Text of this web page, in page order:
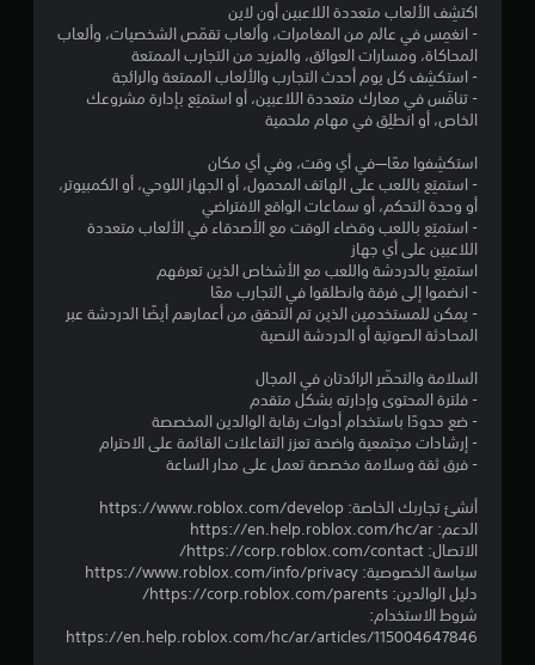
ل
1
5
2
8
ن
ا
ق
اكتشِف الألعاب متعددة اللاعبين أون لاين
- انغمِس في عالم من المغامرات، وألعاب تقمّص الشخصيات، وألعاب
المحاكاة، ومسارات العوائق، والمزيد من التجارب الممتعة
- استكشِف كل يوم أحدث التجارب والألعاب الممتعة والرائجة
- تنافَس في معارك متعددة اللاعبين، أو استمتِع بإدارة مشروعك
الخاص، أو انطلِق في مهام ملحمية
استكشِفوا معًا—في أي وقت، وفي أي مكان
- استمتِع باللعب على الهاتف المحمول، أو الجهاز اللوحي، أو الكمبيوتر،
أو وحدة التحكم، أو سماعات الواقع الافتراضي
- استمتِع باللعب وقضاء الوقت مع الأصدقاء في الألعاب متعددة
اللاعبين على أي جهاز
استمتِع بالدردشة واللعب مع الأشخاص الذين تعرفهم
- انضموا إلى فرقة وانطلقوا في التجارب معًا
- يمكن للمستخدمين الذين تم التحقق من أعمارهم أيضًا الدردشة عبر
المحادثة الصوتية أو الدردشة النصية
السلامة والتحضّر الرائدتان في المجال
- فلترة المحتوى وإدارته بشكل متقدم
- ضع حدودًا باستخدام أدوات رقابة الوالدين المخصصة
- إرشادات مجتمعية واضحة تعزز التفاعلات القائمة على الاحترام
- فرق ثقة وسلامة مخصصة تعمل على مدار الساعة
أنشئ تجاربك الخاصة: https://www.roblox.com/develop
الدعم: https://en.help.roblox.com/hc/ar
الاتصال: https://corp.roblox.com/contact/
سياسة الخصوصية: https://www.roblox.com/info/privacy
دليل الوالدين: https://corp.roblox.com/parents/
شروط الاستخدام:
https://en.help.roblox.com/hc/ar/articles/115004647846